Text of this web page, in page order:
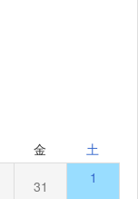
金 土
31 1